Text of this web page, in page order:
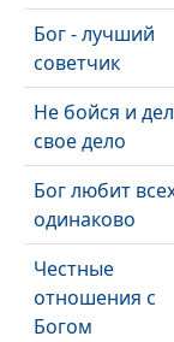
Бог - лучший
советчик
Не бойся и
свое дело
Бог любит
одинаково
Честные
отношения с
Богом